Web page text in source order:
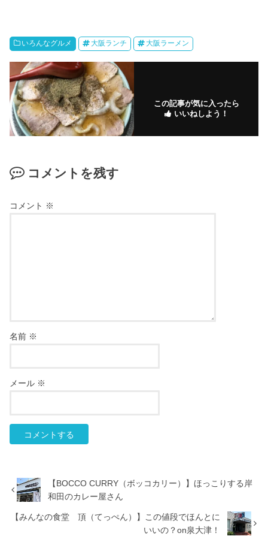
いろんなグルメ 大阪ランチ 大阪ラーメン
この記事が気に入ったら
いいねしよう！
コメントを残す
コメント ※
名前 ※
メール ※
【BOCCO CURRY（ボッコカリー）】ほっこりする岸
和田のカレー屋さん
【みんなの食堂 頂（てっぺん）】この値段でほんとに
いいの？on泉大津！